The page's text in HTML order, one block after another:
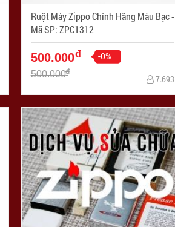
Ruột Máy Zippo Chính Hãng Màu Bạc -
Mã SP: ZPC1312
500.000đ -0%
500.000đ
7.693